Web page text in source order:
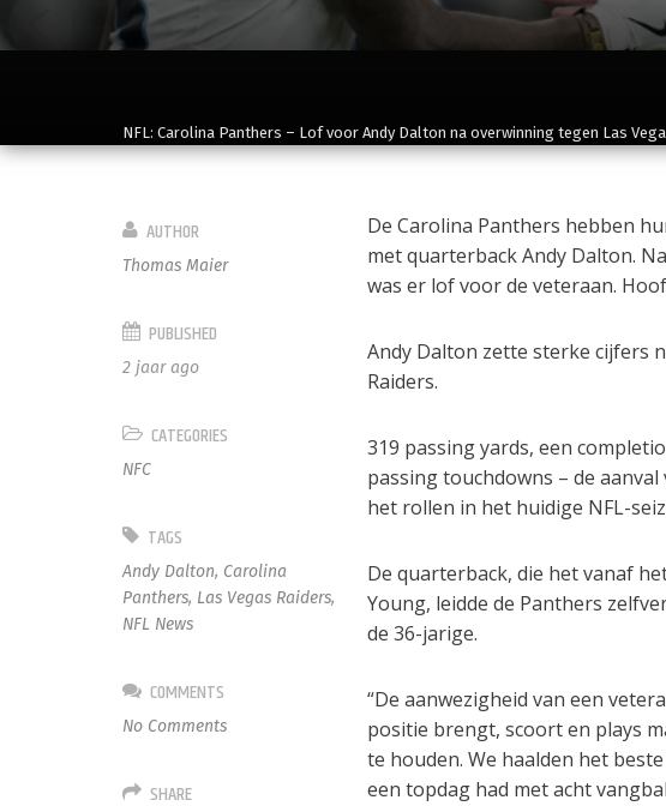
NFL: Carolina Panthers – Lof voor Andy Dalton na overwinning tegen Las
De Carolina Panthers hebben
met quarterback Andy Dalton.
was er lof voor de veteraan.
Andy Dalton zette sterke cijfers
Raiders.
319 passing yards, een
passing touchdowns – de
het rollen in het huidige NFL-
De quarterback, die het vanaf
Young, leidde de Panthers
de 36-jarige.
“De aanwezigheid van een
positie brengt, scoort en plays
te houden. We haalden het
een topdag had met acht
AUTHOR
Thomas Maier
PUBLISHED
2 jaar ago
CATEGORIES
NFC
TAGS
Andy Dalton, Carolina
Panthers, Las Vegas Raiders,
NFL News
COMMENTS
No Comments
SHARE